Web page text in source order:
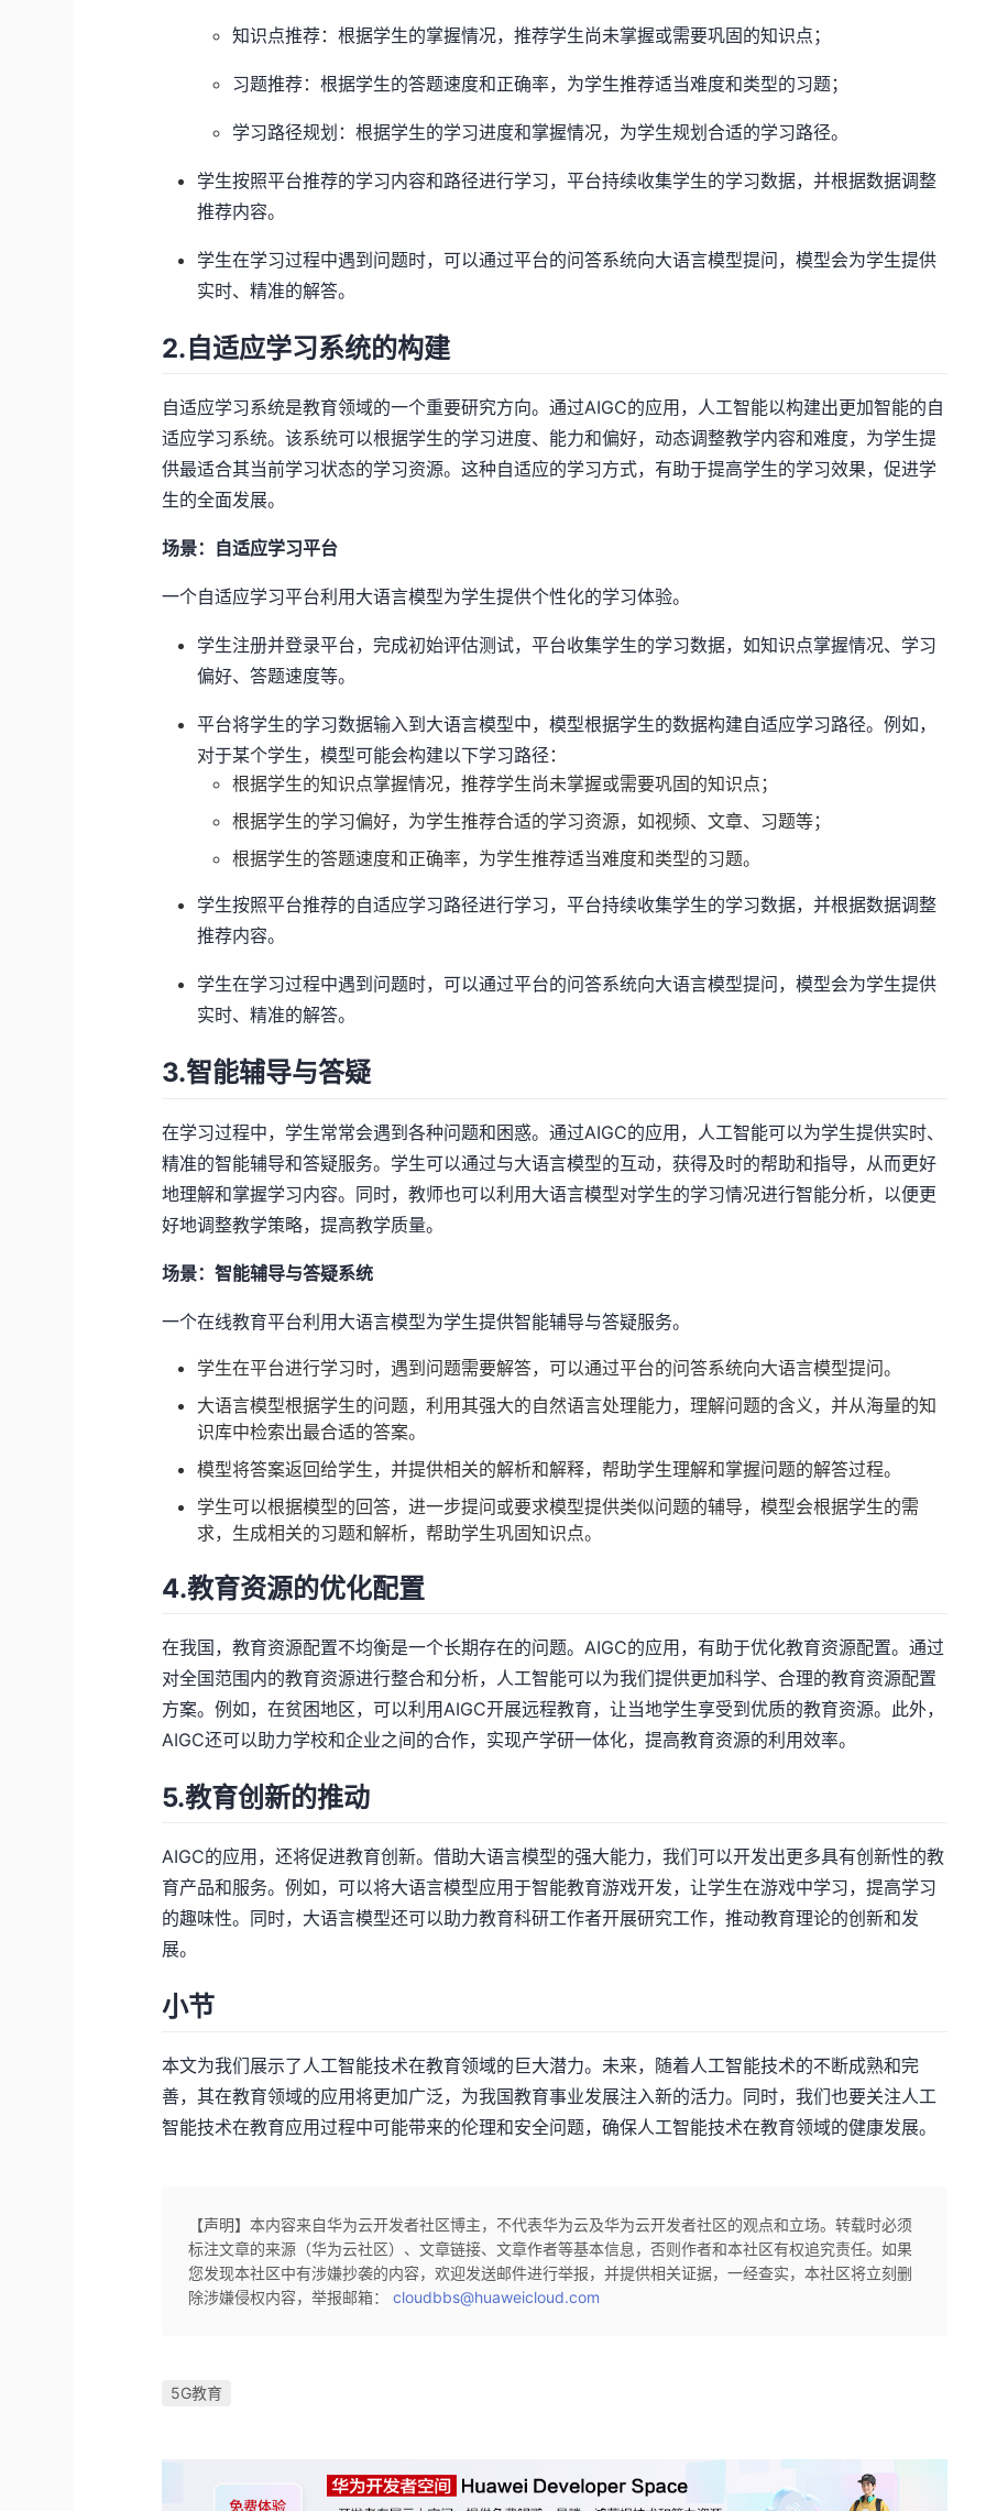
知识点推荐：根据学生的掌握情况，推荐学生尚未掌握或需要巩固的知识点；
习题推荐：根据学生的答题速度和正确率，为学生推荐适当难度和类型的习题；
学习路径规划：根据学生的学习进度和掌握情况，为学生规划合适的学习路径。
学生按照平台推荐的学习内容和路径进行学习，平台持续收集学生的学习数据，并根据数据调整
推荐内容。
学生在学习过程中遇到问题时，可以通过平台的问答系统向大语言模型提问，模型会为学生提供
实时、精准的解答。
2.自适应学习系统的构建
自适应学习系统是教育领域的一个重要研究方向。通过AIGC的应用，人工智能以构建出更加智能的自
适应学习系统。该系统可以根据学生的学习进度、能力和偏好，动态调整教学内容和难度，为学生提
供最适合其当前学习状态的学习资源。这种自适应的学习方式，有助于提高学生的学习效果，促进学
生的全面发展。
场景：自适应学习平台
一个自适应学习平台利用大语言模型为学生提供个性化的学习体验。
学生注册并登录平台，完成初始评估测试，平台收集学生的学习数据，如知识点掌握情况、学习
偏好、答题速度等。
平台将学生的学习数据输入到大语言模型中，模型根据学生的数据构建自适应学习路径。例如，
对于某个学生，模型可能会构建以下学习路径：
根据学生的知识点掌握情况，推荐学生尚未掌握或需要巩固的知识点；
根据学生的学习偏好，为学生推荐合适的学习资源，如视频、文章、习题等；
根据学生的答题速度和正确率，为学生推荐适当难度和类型的习题。
学生按照平台推荐的自适应学习路径进行学习，平台持续收集学生的学习数据，并根据数据调整
推荐内容。
学生在学习过程中遇到问题时，可以通过平台的问答系统向大语言模型提问，模型会为学生提供
实时、精准的解答。
3.智能辅导与答疑
在学习过程中，学生常常会遇到各种问题和困惑。通过AIGC的应用，人工智能可以为学生提供实时、
精准的智能辅导和答疑服务。学生可以通过与大语言模型的互动，获得及时的帮助和指导，从而更好
地理解和掌握学习内容。同时，教师也可以利用大语言模型对学生的学习情况进行智能分析，以便更
好地调整教学策略，提高教学质量。
场景：智能辅导与答疑系统
一个在线教育平台利用大语言模型为学生提供智能辅导与答疑服务。
学生在平台进行学习时，遇到问题需要解答，可以通过平台的问答系统向大语言模型提问。
大语言模型根据学生的问题，利用其强大的自然语言处理能力，理解问题的含义，并从海量的知
识库中检索出最合适的答案。
模型将答案返回给学生，并提供相关的解析和解释，帮助学生理解和掌握问题的解答过程。
学生可以根据模型的回答，进一步提问或要求模型提供类似问题的辅导，模型会根据学生的需
求，生成相关的习题和解析，帮助学生巩固知识点。
4.教育资源的优化配置
在我国，教育资源配置不均衡是一个长期存在的问题。AIGC的应用，有助于优化教育资源配置。通过
对全国范围内的教育资源进行整合和分析，人工智能可以为我们提供更加科学、合理的教育资源配置
方案。例如，在贫困地区，可以利用AIGC开展远程教育，让当地学生享受到优质的教育资源。此外，
AIGC还可以助力学校和企业之间的合作，实现产学研一体化，提高教育资源的利用效率。
5.教育创新的推动
AIGC的应用，还将促进教育创新。借助大语言模型的强大能力，我们可以开发出更多具有创新性的教
育产品和服务。例如，可以将大语言模型应用于智能教育游戏开发，让学生在游戏中学习，提高学习
的趣味性。同时，大语言模型还可以助力教育科研工作者开展研究工作，推动教育理论的创新和发
展。
小节
本文为我们展示了人工智能技术在教育领域的巨大潜力。未来，随着人工智能技术的不断成熟和完
善，其在教育领域的应用将更加广泛，为我国教育事业发展注入新的活力。同时，我们也要关注人工
智能技术在教育应用过程中可能带来的伦理和安全问题，确保人工智能技术在教育领域的健康发展。
【声明】本内容来自华为云开发者社区博主，不代表华为云及华为云开发者社区的观点和立场。转载时必须
标注文章的来源（华为云社区）、文章链接、文章作者等基本信息，否则作者和本社区有权追究责任。如果
您发现本社区中有涉嫌抄袭的内容，欢迎发送邮件进行举报，并提供相关证据，一经查实，本社区将立刻删
除涉嫌侵权内容，举报邮箱：cloudbbs@huaweicloud.com
5G教育